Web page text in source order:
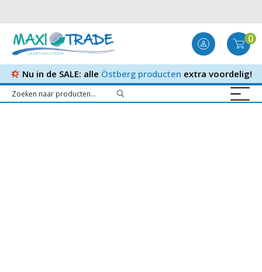
0
Nu in de SALE: alle Östberg producten extra voordelig!